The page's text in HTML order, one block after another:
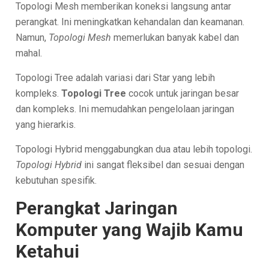
Topologi Mesh memberikan koneksi langsung antar
perangkat. Ini meningkatkan kehandalan dan keamanan.
Namun, Topologi Mesh memerlukan banyak kabel dan
mahal.
Topologi Tree adalah variasi dari Star yang lebih
kompleks.Topologi Tree cocok untuk jaringan besar
dan kompleks. Ini memudahkan pengelolaan jaringan
yang hierarkis.
Topologi Hybrid menggabungkan dua atau lebih topologi.
Topologi Hybrid ini sangat fleksibel dan sesuai dengan
kebutuhan spesifik.
Perangkat Jaringan
Komputer yang Wajib Kamu
Ketahui